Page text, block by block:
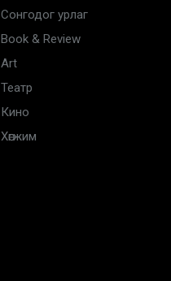
Сонгодог урлаг
Book & Review
Art
Театр
Кино
Хөгжим